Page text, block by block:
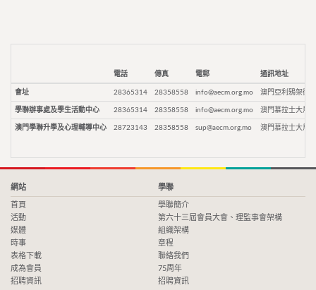
電話 傳真 電郵 通訊地址
會址 28365314 28358558 info@aecm.org.mo 澳門亞利鴉架街9
學聯辦事處及學生活動中心 28365314 28358558 info@aecm.org.mo 澳門慕拉士大馬
澳門學聯升學及心理輔導中心 28723143 28358558 sup@aecm.org.mo 澳門慕拉士大馬
網站
首頁
活動
媒體
時事
表格下載
成為會員
招聘資訊
學聯
學聯簡介
第六十三屆會員大會、理監事會架構
組織架構
章程
聯絡我們
75周年
招聘資訊